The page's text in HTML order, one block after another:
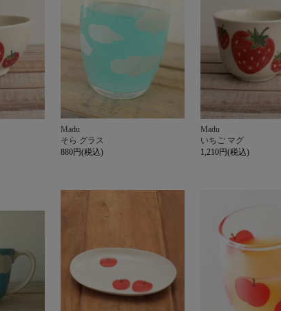
Madu
そら グラス
880円(税込)
Madu
いちご マグ
1,210円(税込)